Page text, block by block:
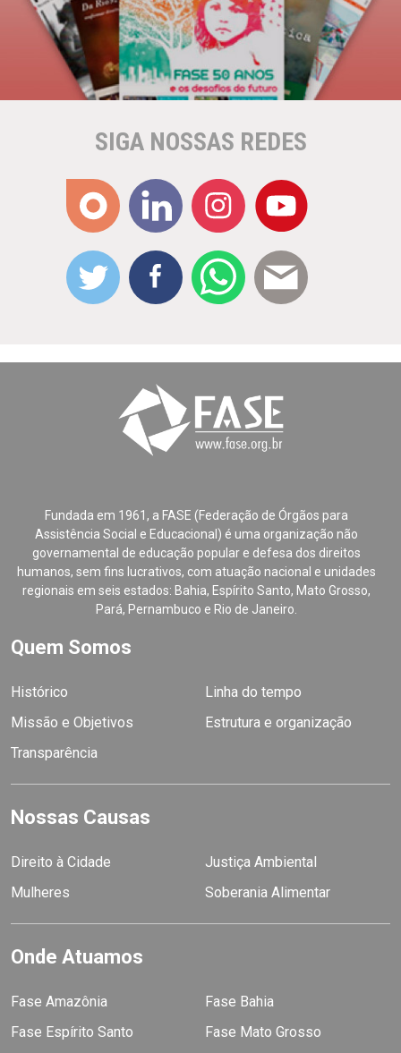
SIGA NOSSAS REDES
Fundada em 1961, a FASE (Federação de Órgãos para
Assistência Social e Educacional) é uma organização não
governamental de educação popular e defesa dos direitos
humanos, sem fins lucrativos, com atuação nacional e unidades
regionais em seis estados: Bahia, Espírito Santo, Mato Grosso,
Pará, Pernambuco e Rio de Janeiro.
Quem Somos
Histórico
Linha do tempo
Missão e Objetivos
Estrutura e organização
Transparência
Nossas Causas
Direito à Cidade
Justiça Ambiental
Mulheres
Soberania Alimentar
Onde Atuamos
Fase Amazônia
Fase Bahia
Fase Espírito Santo
Fase Mato Grosso